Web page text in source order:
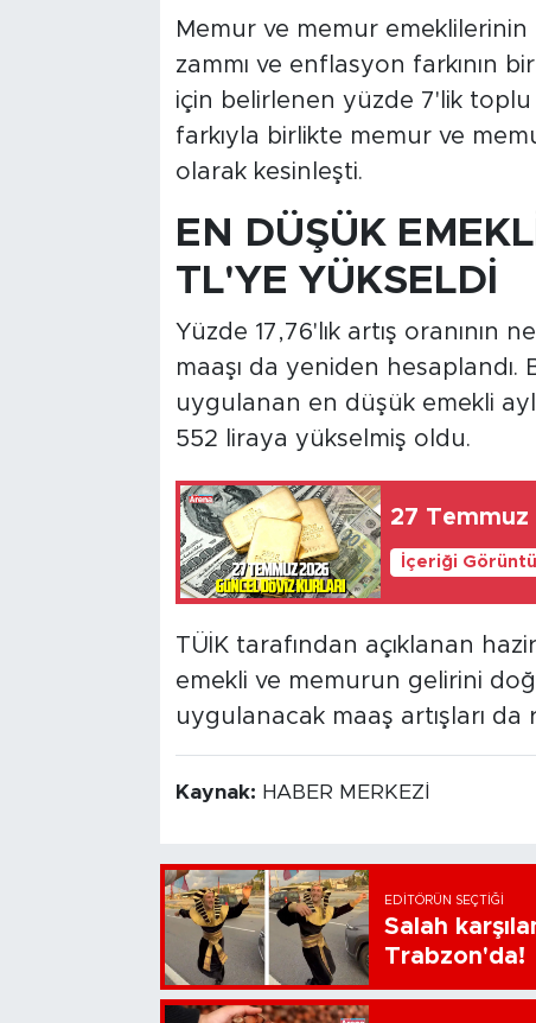
Memur ve memur emeklilerinin
zammı ve enflasyon farkının
için belirlenen yüzde 7'lik
farkıyla birlikte memur ve
olarak kesinleşti.
EN DÜŞÜK
TL'YE YÜKSELDİ
Yüzde 17,76'lık artış oranının
maaşı da yeniden
uygulanan en düşük emekli
552 liraya yükselmiş oldu.
27 Temmuz
İçeriği
TÜİK tarafından açıklanan
emekli ve memurun gelirini
uygulanacak maaş artışları da
Kaynak: HABER MERKEZİ
EDITÖRÜN SEÇTIĞI
Salah
Trabzon'da!